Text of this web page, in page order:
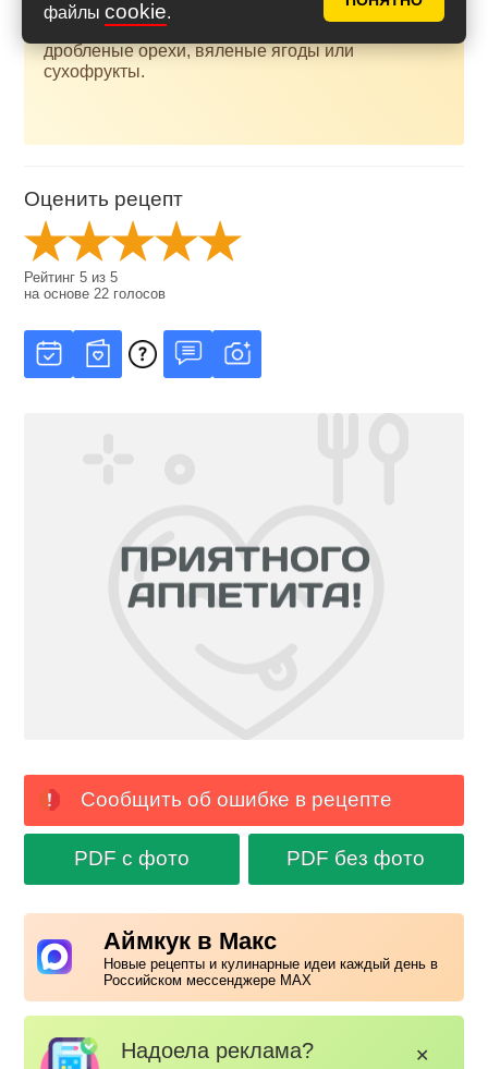
файлы cookie.
Кроме миндаля, в тесто можно добавить другие
дробленые орехи, вяленые ягоды или
сухофрукты.
Оценить рецепт
Рейтинг5 из5
на основе22 голосов
Сообщить об ошибке в рецепте
PDF с фото PDF без фото
Аймкук в Макс
Новые рецепты и кулинарные идеи каждый день в
Российском мессенджере MAX
Надоела реклама? ✕